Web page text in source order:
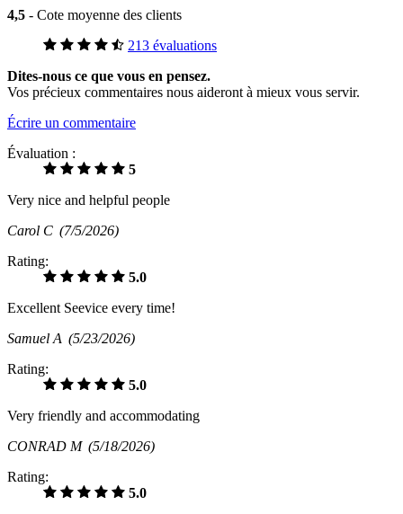
4,5 - Cote moyenne des clients
213 évaluations
Dites-nous ce que vous en pensez.
Vos précieux commentaires nous aideront à mieux vous servir.
Écrire un commentaire
Évaluation :
5
Very nice and helpful people
Carol C (7/5/2026)
Rating:
5.0
Excellent Seevice every time!
Samuel A (5/23/2026)
Rating:
5.0
Very friendly and accommodating
CONRAD M (5/18/2026)
Rating:
5.0